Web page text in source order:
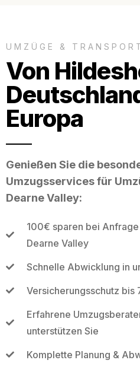
UMZÜGE &
Von
Europa
Genießen Sie die
Umzugsservices für
Dearne Valley:
100€ sparen bei
Dearne Valley
Schnelle Abwicklung in
Versicherungsschutz
Erfahrene
unterstützen Sie
Komplette Planung &